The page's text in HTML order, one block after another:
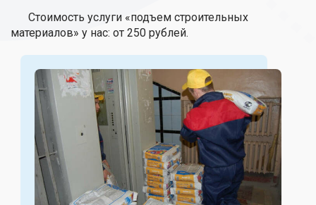
Стоимость услуги «подъем строительных
материалов» у нас: от 250 рублей.